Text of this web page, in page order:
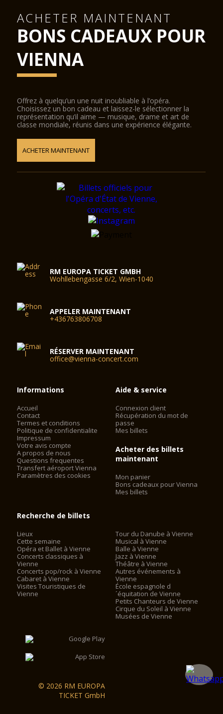
ACHETER MAINTENANT
BONS CADEAUX POUR
VIENNA
Offrez à quelqu’un une nuit inoubliable à l’opéra.
Choisissez un bon cadeau et laissez-le sélectionner la
représentation qu’il aime — musique, drame et art de
classe mondiale, réunis dans une expérience élégante.
ACHETER MAINTENANT
RM EUROPA TICKET GMBH
Wohllebengasse 6/2, Wien-1040
APPELER MAINTENANT
+436763806708
RÉSERVER MAINTENANT
office@vienna-concert.com
Informations
Accueil
Contact
Termes et conditions
Politique de confidentialite
Impressum
Votre avis compte
A propos de nous
Questions frequentes
Transfert aéroport Vienna
Paramètres des cookies
Aide & service
Connexion client
Récupération du mot de
passe
Mes billets
Acheter des billets
maintenant
Mon panier
Bons cadeaux pour Vienna
Mes billets
Recherche de billets
Lieux
Cette semaine
Opéra et Ballet à Vienne
Concerts classiques à
Vienne
Concerts pop/rock à Vienne
Cabaret à Vienne
Visites Touristiques de
Vienne
Tour du Danube à Vienne
Musical à Vienne
Balle à Vienne
Jazz à Vienne
Théâtre à Vienne
Autres événements à
Vienne
École espagnole d
´équitation de Vienne
Petits Chanteurs de Vienne
Cirque du Soleil à Vienne
Musées de Vienne
© 2026 RM EUROPA
TICKET GmbH